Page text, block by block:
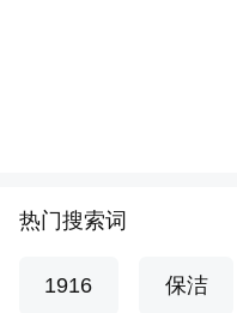
热门搜索词
1916 保洁